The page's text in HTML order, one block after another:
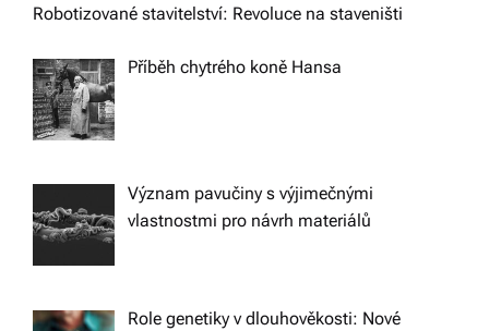
Robotizované stavitelství: Revoluce na staveništi
Příběh chytrého koně Hansa
Význam pavučiny s výjimečnými
vlastnostmi pro návrh materiálů
Role genetiky v dlouhověkosti: Nové